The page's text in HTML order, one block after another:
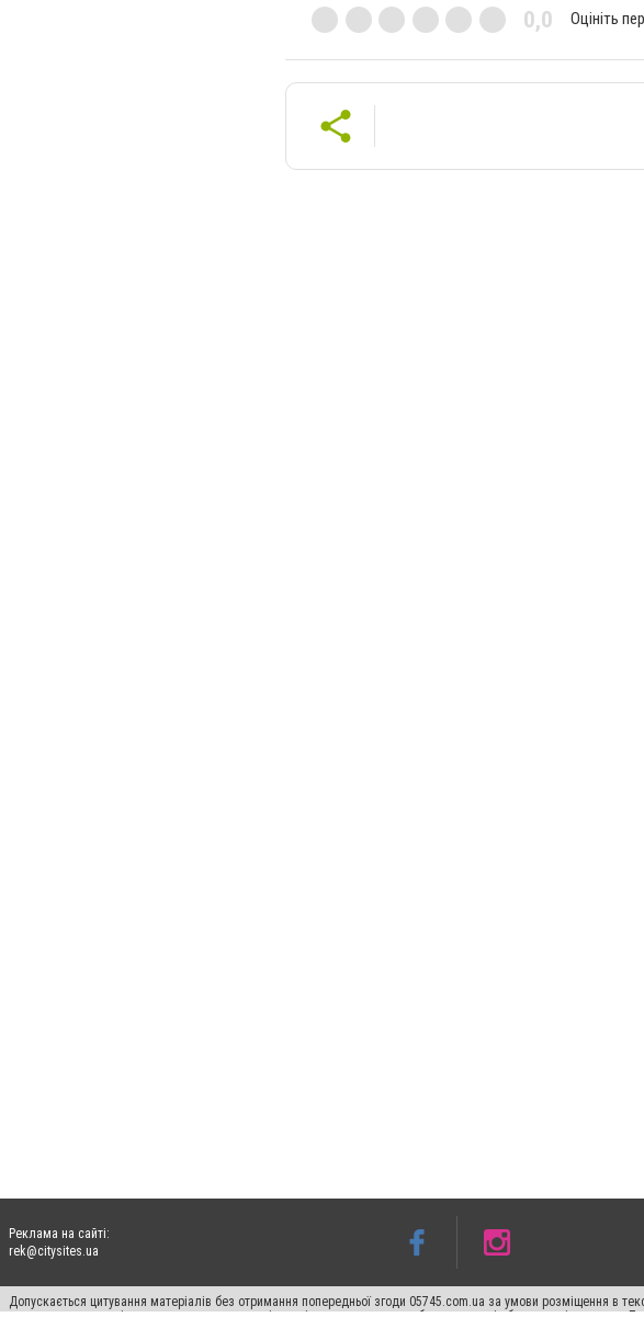
0,0 Оцініть
Реклама на сайті:
rek@citysites.ua
Допускається цитування матеріалів без отримання попередньої згоди 05745.com.ua за умови розміщення в
пошукових систем гіперпосилання на цитовані статті не нижче другого абзацу в тексті або в якості джерела.